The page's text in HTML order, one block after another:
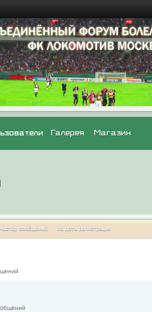
Галерея Магазин
сообщений по дате регистрации